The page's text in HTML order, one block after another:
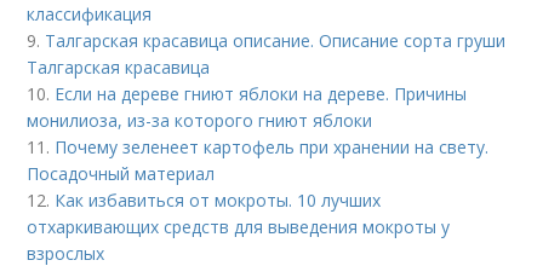
классификация
9. Талгарская красавица описание. Описание сорта груши
Талгарская красавица
10. Если на дереве гниют яблоки на дереве. Причины
монилиоза, из-за которого гниют яблоки
11. Почему зеленеет картофель при хранении на свету.
Посадочный материал
12. Как избавиться от мокроты. 10 лучших
отхаркивающих средств для выведения мокроты у
взрослых